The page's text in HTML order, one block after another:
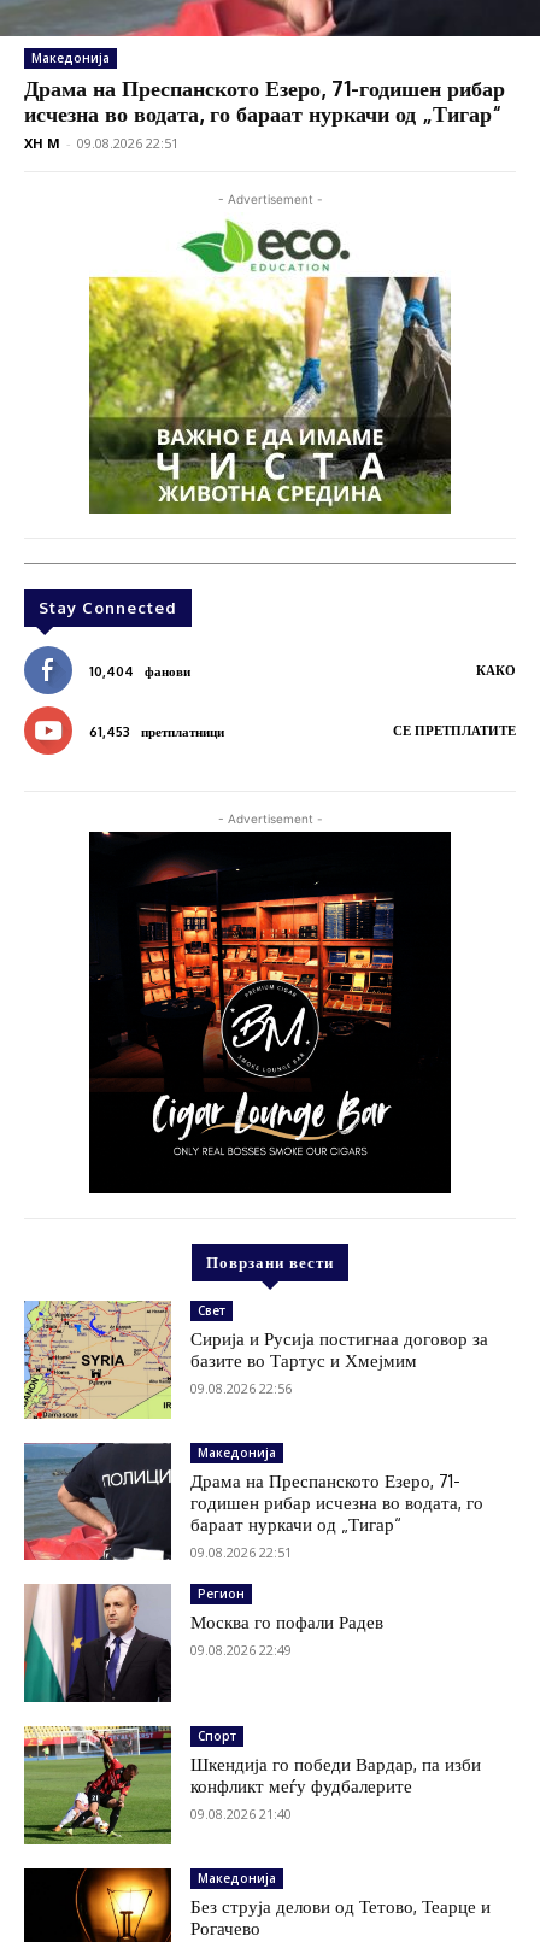
Македонија
Драма на Преспанското Езеро, 71-годишен рибар
исчезна во водата, го бараат нуркачи од „Тигар“
XH M - 09.08.2026 22:51
- Advertisement -
Stay Connected
10,404 фанови КАКО
61,453 претплатници СЕ ПРЕТПЛАТИТЕ
- Advertisement -
Поврзани вести
Свет
Сирија и Русија постигнаа договор за
базите во Тартус и Хмејмим
09.08.2026 22:56
Македонија
Драма на Преспанското Езеро, 71-
годишен рибар исчезна во водата, го
бараат нуркачи од „Тигар“
09.08.2026 22:51
Регион
Москва го пофали Радев
09.08.2026 22:49
Спорт
Шкендија го победи Вардар, па изби
конфликт меѓу фудбалерите
09.08.2026 21:40
Македонија
Без струја делови од Тетово, Теарце и
Рогачево